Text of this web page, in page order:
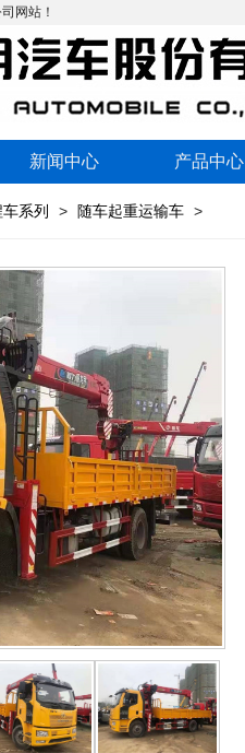
网站！
新闻中心 产品中心
系列 > 随车起重运输车 >